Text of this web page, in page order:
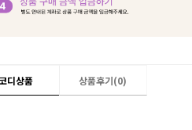
디상품 상품후기(0)